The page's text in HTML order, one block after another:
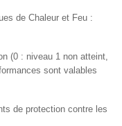
de Chaleur et Feu :
(0 : niveau 1 non atteint,
sont valables
de protection contre les